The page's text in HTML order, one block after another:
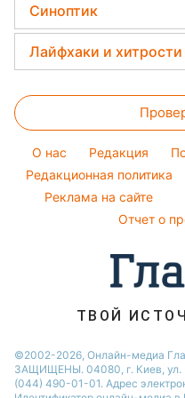
Потап
София Ротару
Новости Тернополя
Новости Житомира
Новости Одессы
Новости Харькова
Модные ошибки
Тарифы
Простые блюда
Легкие десерты
Праздничное меню
Головоломки
Тесты по картинке
Оптические иллюзии
Народные приметы
Все о шоу-бизнесе
Синоптик
Прогноз погоды
Магнитные бури
Погода на сегодня
Погода на завтра
Пылевая буря
Лайфхаки и хитрости
Уборка
Комнатные растения
Авто
O нас Редакция
Редакционная политика
Реклама на сайте
Отчет о
ТВОЙ
©2002-2026, Онлайн-медиа
ЗАЩИЩЕНЫ. 04080, г. Киев, ул.
(044) 490-01-01. Адрес